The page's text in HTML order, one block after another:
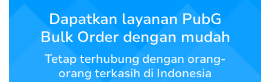
Hubungi
Kami
Bahasa Indonesia
Dapatkan layanan PubG
Bulk Order dengan mudah
Tetap terhubung dengan orang-
orang terkasih di Indonesia